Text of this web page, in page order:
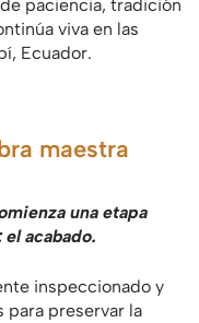
paciencia, tradición
viva en las
Ecuador.
maestra
una etapa
acabado.
inspeccionado y
para preservar la